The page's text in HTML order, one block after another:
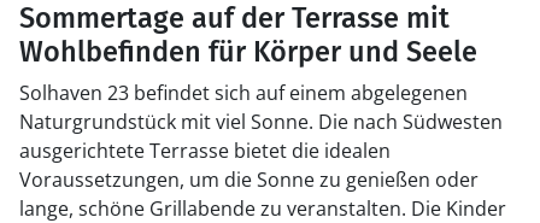
Sommertage auf der Terrasse mit
Wohlbefinden für Körper und Seele
Solhaven 23 befindet sich auf einem abgelegenen
Naturgrundstück mit viel Sonne. Die nach Südwesten
ausgerichtete Terrasse bietet die idealen
Voraussetzungen, um die Sonne zu genießen oder
lange, schöne Grillabende zu veranstalten. Die Kinder